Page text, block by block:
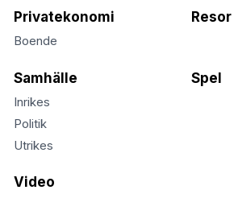
Privatekonomi
Boende
Resor
Samhälle
Inrikes
Politik
Utrikes
Spel
Video